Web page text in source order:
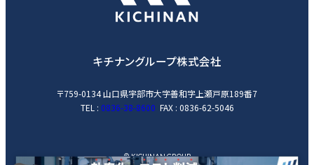
キチナングループ株式会社
〒759-0134山口県宇部市大字善和字上瀬戸原189番7
TEL : 0836-38-8600 FAX : 0836-62-5046
© KICHINAN GROUP